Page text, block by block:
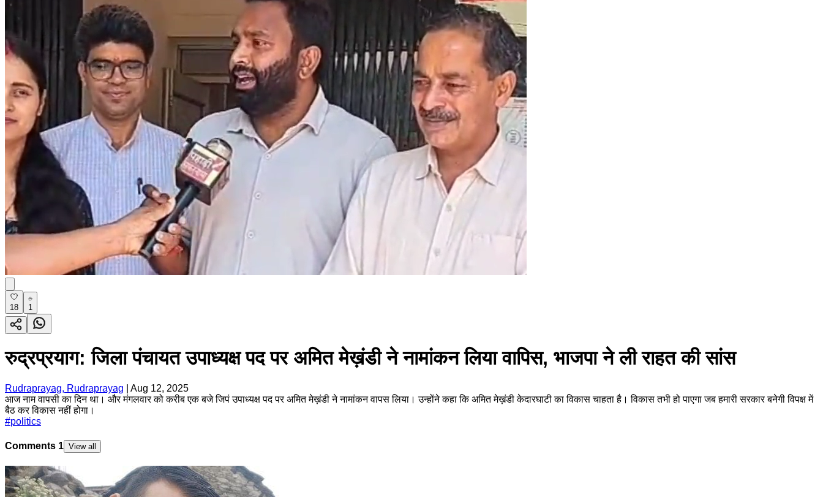
18 1
रुद्रप्रयाग: जिला पंचायत उपाध्यक्ष पद पर अमित मेख़ंडी ने नामांकन लिया वापिस, भाजपा ने ली राहत की सांस
Rudraprayag, Rudraprayag
Aug 12, 2025
आज नाम वापसी का दिन था। और मंगलवार को करीब एक बजे जिपं उपाध्यक्ष पद पर अमित मेख़ंडी ने नामांकन वापस लिया। उन्होंने कहा कि अमित मेख़ंडी केदारघाटी का विकास चाहता है। विकास तभी हो पाएगा जब हमारी सरकार बनेगी विपक्ष में
बैठ कर विकास नहीं होगा।
#politics
Comments 1 View all